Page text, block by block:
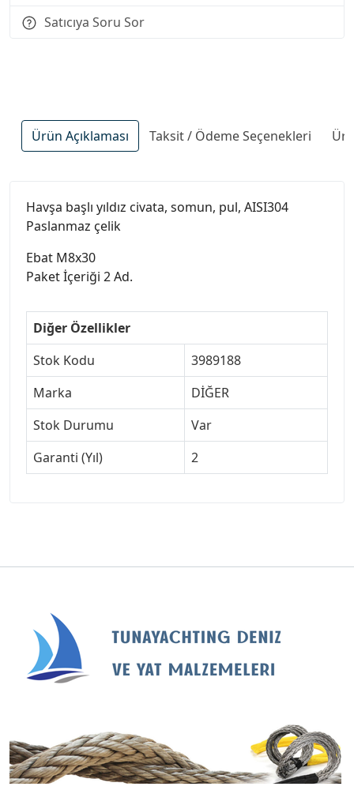
Satıcıya Soru Sor
Ürün Açıklaması Taksit / Ödeme Seçenekleri
Havşa başlı yıldız civata, somun, pul, AISI304
Paslanmaz çelik
Ebat M8x30
Paket İçeriği 2 Ad.
Diğer Özellikler
Stok Kodu
3989188
Marka
DİĞER
Stok Durumu
Var
Garanti (Yıl)
2